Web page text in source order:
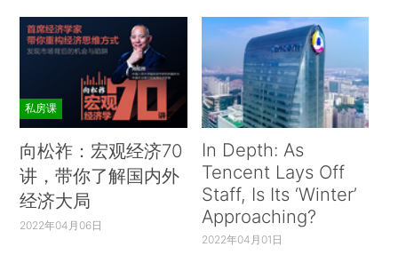
私房课
向松祚：宏观经济70
讲，带你了解国内外
经济大局
2022年04月06日
In Depth: As
Tencent Lays Off
Staff, Is Its ‘Winter’
Approaching?
2022年04月01日